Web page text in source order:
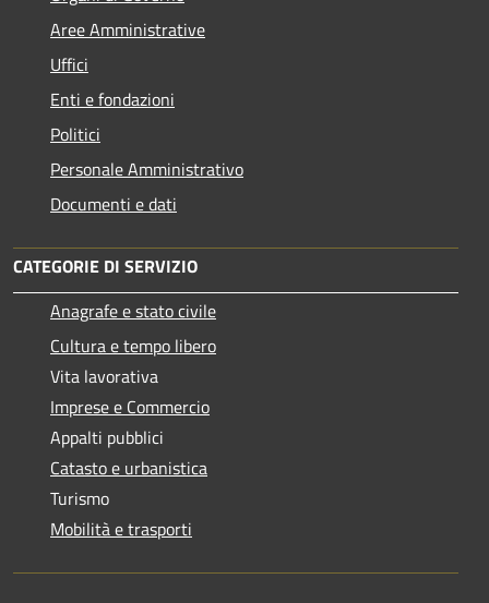
Aree Amministrative
Uffici
Enti e fondazioni
Politici
Personale Amministrativo
Documenti e dati
CATEGORIE DI SERVIZIO
Anagrafe e stato civile
Cultura e tempo libero
Vita lavorativa
Imprese e Commercio
Appalti pubblici
Catasto e urbanistica
Turismo
Mobilità e trasporti